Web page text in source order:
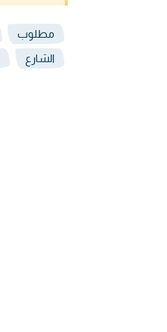
مطلوب
الشارع